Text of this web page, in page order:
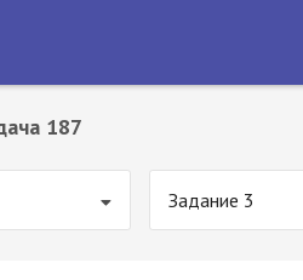
187
Задание 3